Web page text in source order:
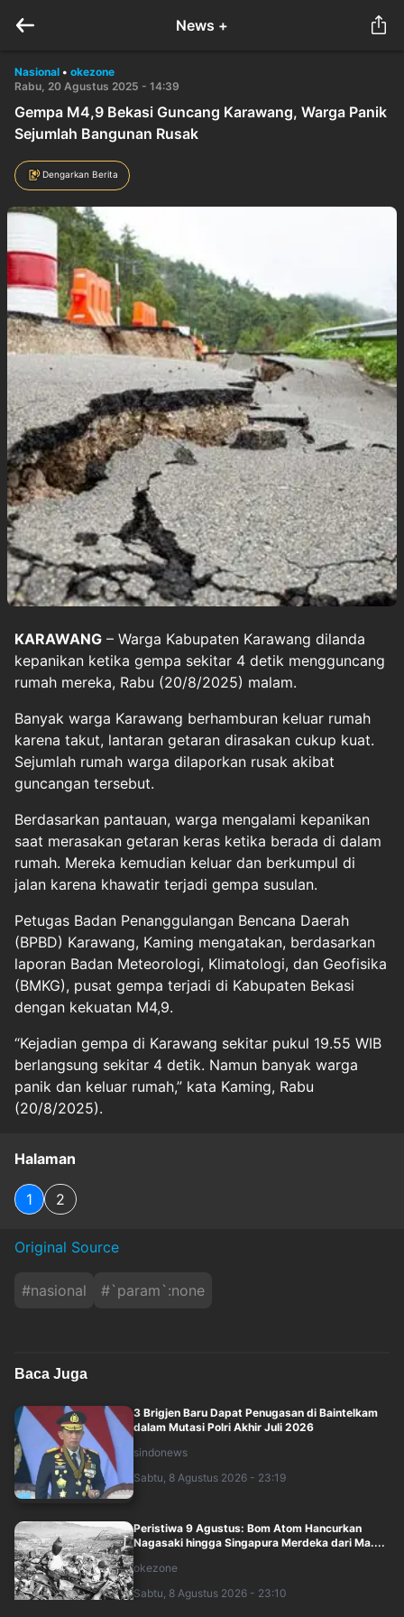
News +
Nasional • okezone
Rabu, 20 Agustus 2025 - 14:39
Gempa M4,9 Bekasi Guncang Karawang, Warga Panik
Sejumlah Bangunan Rusak
Dengarkan Berita
KARAWANG – Warga Kabupaten Karawang dilanda
kepanikan ketika gempa sekitar 4 detik mengguncang
rumah mereka, Rabu (20/8/2025) malam.
Banyak warga Karawang berhamburan keluar rumah
karena takut, lantaran getaran dirasakan cukup kuat.
Sejumlah rumah warga dilaporkan rusak akibat
guncangan tersebut.
Berdasarkan pantauan, warga mengalami kepanikan
saat merasakan getaran keras ketika berada di dalam
rumah. Mereka kemudian keluar dan berkumpul di
jalan karena khawatir terjadi gempa susulan.
Petugas Badan Penanggulangan Bencana Daerah
(BPBD) Karawang, Kaming mengatakan, berdasarkan
laporan Badan Meteorologi, Klimatologi, dan Geofisika
(BMKG), pusat gempa terjadi di Kabupaten Bekasi
dengan kekuatan M4,9.
“Kejadian gempa di Karawang sekitar pukul 19.55 WIB
berlangsung sekitar 4 detik. Namun banyak warga
panik dan keluar rumah,” kata Kaming, Rabu
(20/8/2025).
Halaman
1 2
Original Source
#nasional #`param`:none
Baca Juga
3 Brigjen Baru Dapat Penugasan di Baintelkam
dalam Mutasi Polri Akhir Juli 2026
sindonews
Sabtu, 8 Agustus 2026 - 23:19
Peristiwa 9 Agustus: Bom Atom Hancurkan
Nagasaki hingga Singapura Merdeka dari Ma....
okezone
Sabtu, 8 Agustus 2026 - 23:10